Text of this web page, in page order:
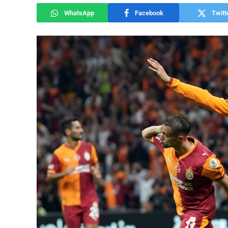
WhatsApp Facebook